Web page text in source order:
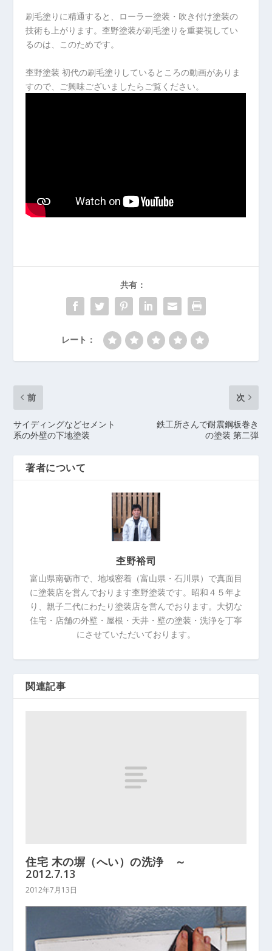
刷毛塗りに精通すると、ローラー塗装・吹き付け塗装の
技術も上がります。杢野塗装が刷毛塗りを重要視してい
るのは、このためです。
杢野塗装 初代の刷毛塗りしているところの動画がありま
すので、ご興味ございましたらご覧ください。
共有：
レート：
前
サイディングなどセメント
系の外壁の下地塗装
次
鉄工所さんで耐震鋼板巻き
の塗装 第二弾
著者について
杢野裕司
富山県南砺市で、地域密着（富山県・石川県）で真面目
に塗装店を営んでおります杢野塗装です。昭和４５年よ
り、親子二代にわたり塗装店を営んでおります。大切な
住宅・店舗の外壁・屋根・天井・壁の塗装・洗浄を丁寧
にさせていただいております。
関連記事
住宅 木の塀（へい）の洗浄 ～
2012.7.13
2012年7月13日